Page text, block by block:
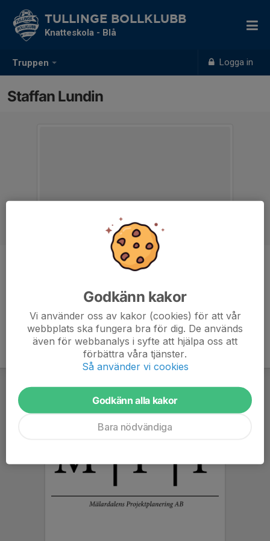
Truppen Logga in
TULLINGE BOLLKLUBB
Knatteskola - Blå
Staffan Lundin
Föreningsansvaig
Godkänn kakor
Vi använder oss av kakor (cookies) för att vår
webbplats ska fungera bra för dig. De används
även för webbanalys i syfte att hjälpa oss att
förbättra våra tjänster.
Så använder vi cookies
Godkänn alla kakor
Bara nödvändiga